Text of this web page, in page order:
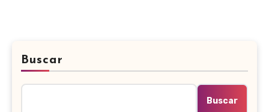
Buscar
Buscar